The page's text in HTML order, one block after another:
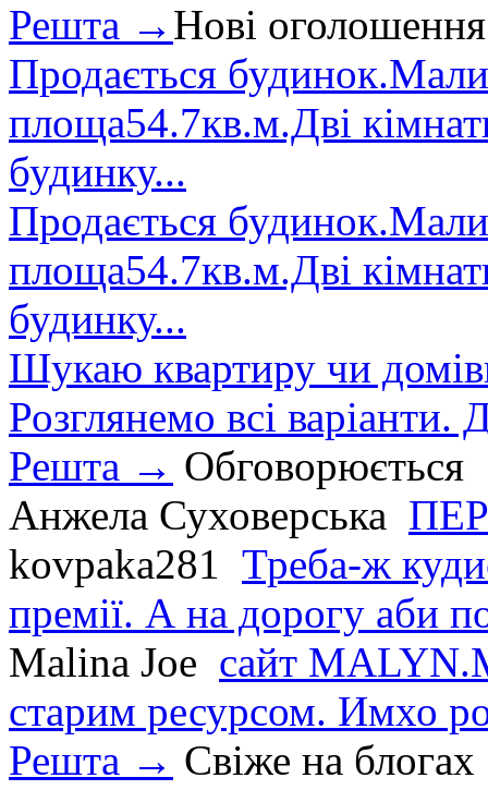
Решта → Нові оголошення
Продається
площа54.7кв.м.Дві
будинку...
Продається
площа54.7кв.м.Дві
будинку...
Шукаю квартиру чи
Розглянемо всі варіанти.
Решта → Обговорюється
Анжела Суховерська
kovpaka281 Треба-ж
премії. А на дорогу аби
Malina Joe сайт
старим ресурсом. Имхо
Решта → Свіже на блогах